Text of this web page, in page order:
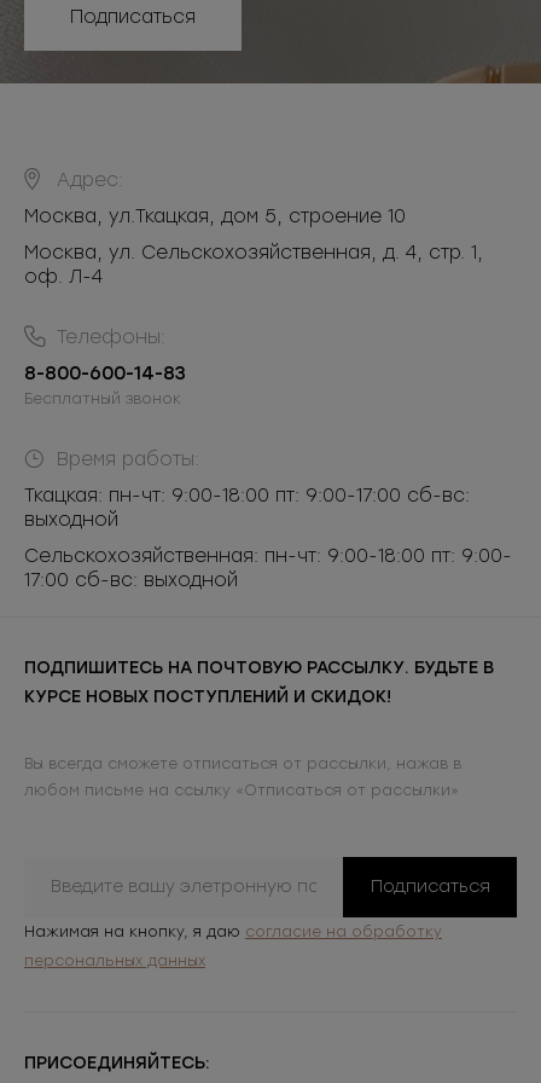
Подписаться
Адрес:
Москва, ул.Ткацкая, дом 5, строение 10
Москва, ул. Сельскохозяйственная, д. 4, стр. 1,
оф. Л-4
Телефоны:
8-800-600-14-83
Бесплатный звонок
Время работы:
Ткацкая: пн-чт: 9:00-18:00 пт: 9:00-17:00 сб-вс:
выходной
Сельскохозяйственная: пн-чт: 9:00-18:00 пт: 9:00-
17:00 сб-вс: выходной
ПОДПИШИТЕСЬ НА ПОЧТОВУЮ РАССЫЛКУ. БУДЬТЕ В
КУРСЕ НОВЫХ ПОСТУПЛЕНИЙ И СКИДОК!
Вы всегда сможете отписаться от рассылки, нажав в
любом письме на ссылку «Отписаться от рассылки»
Подписаться
Нажимая на кнопку, я даю согласие на обработку
персональных данных
ПРИСОЕДИНЯЙТЕСЬ: